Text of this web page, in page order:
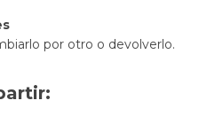
por otro o devolverlo.